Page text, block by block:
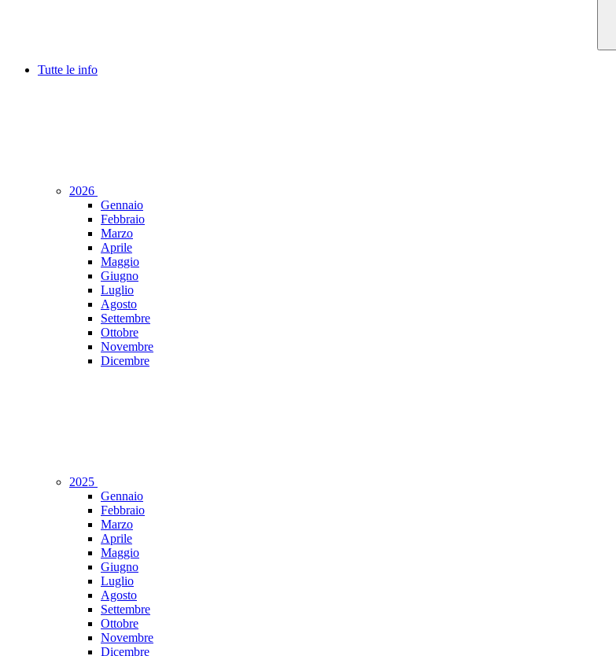
Tutte le info
2026
Gennaio
Febbraio
Marzo
Aprile
Maggio
Giugno
Luglio
Agosto
Settembre
Ottobre
Novembre
Dicembre
2025
Gennaio
Febbraio
Marzo
Aprile
Maggio
Giugno
Luglio
Agosto
Settembre
Ottobre
Novembre
Dicembre